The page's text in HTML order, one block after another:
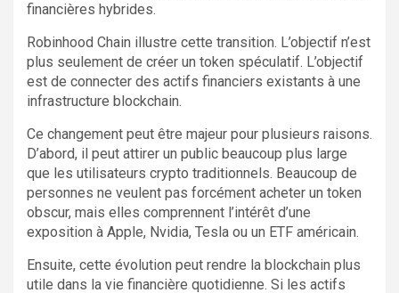
financières hybrides.
Robinhood Chain illustre cette transition. L’objectif n’est
plus seulement de créer un token spéculatif. L’objectif
est de connecter des actifs financiers existants à une
infrastructure blockchain.
Ce changement peut être majeur pour plusieurs raisons.
D’abord, il peut attirer un public beaucoup plus large
que les utilisateurs crypto traditionnels. Beaucoup de
personnes ne veulent pas forcément acheter un token
obscur, mais elles comprennent l’intérêt d’une
exposition à Apple, Nvidia, Tesla ou un ETF américain.
Ensuite, cette évolution peut rendre la blockchain plus
utile dans la vie financière quotidienne. Si les actifs